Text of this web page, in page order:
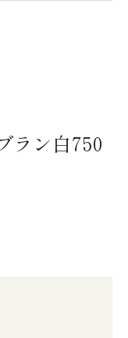
ラン白750